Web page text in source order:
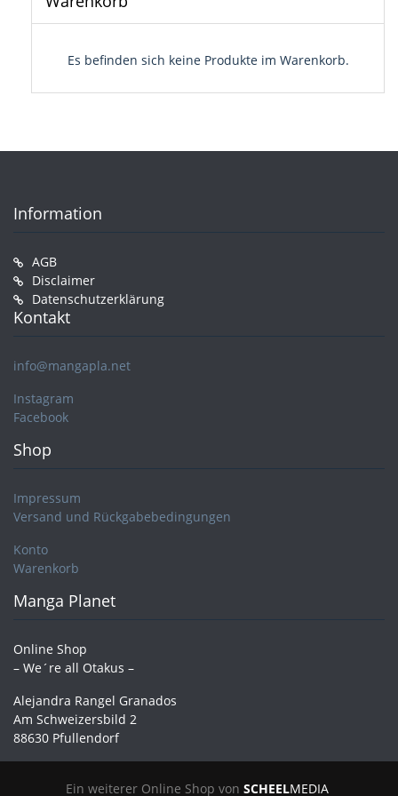
Es befinden sich keine Produkte im Warenkorb.
Information
AGB
Disclaimer
Datenschutzerklärung
Kontakt
info@mangapla.net
Instagram
Facebook
Shop
Impressum
Versand und Rückgabebedingungen
Konto
Warenkorb
Manga Planet
Online Shop
– We´re all Otakus –
Alejandra Rangel Granados
Am Schweizersbild 2
88630 Pfullendorf
Ein weiterer Online Shop von SCHEELMEDIA